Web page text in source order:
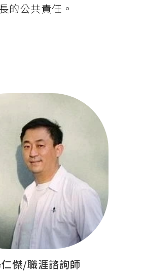
的公共責任。
傑/職涯諮詢師